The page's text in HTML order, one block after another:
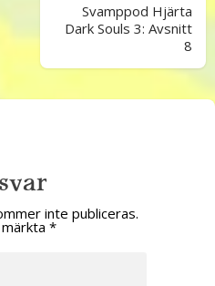
Svamppod Hjärta
Dark Souls 3: Avsnitt
8
inte publiceras.
*